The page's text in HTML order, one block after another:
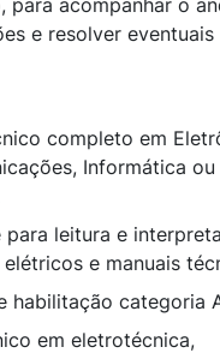
e resolver eventuais
completo em
Informática ou
para leitura e
e manuais
habilitação categoria
em eletrotécnica,